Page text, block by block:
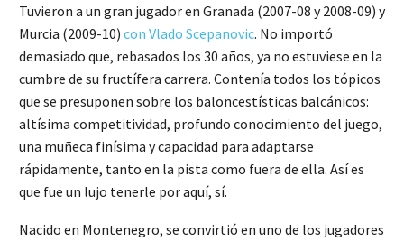
Tuvieron a un gran jugador en Granada (2007-08 y 2008-09) y
Murcia (2009-10) con Vlado Scepanovic. No importó
demasiado que, rebasados los 30 años, ya no estuviese en la
cumbre de su fructífera carrera. Contenía todos los tópicos
que se presuponen sobre los baloncestísticas balcánicos:
altísima competitividad, profundo conocimiento del juego,
una muñeca finísima y capacidad para adaptarse
rápidamente, tanto en la pista como fuera de ella. Así es
que fue un lujo tenerle por aquí, sí.
Nacido en Montenegro, se convirtió en uno de los jugadores